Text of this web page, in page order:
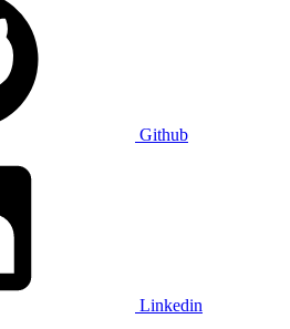
Github
Linkedin